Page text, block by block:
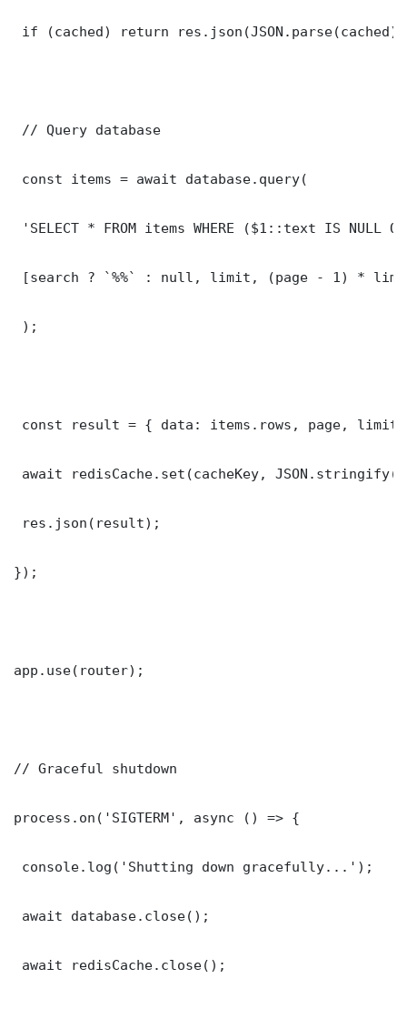
if (cached) return
// Query database
const items = await database.query(
'SELECT * FROM items WHERE ($1::text IS NULL
[search ? `%%` : null, limit, (page - 1) *
);
const result = { data: items.rows, page,
await redisCache.set(cacheKey,
res.json(result);
});
app.use(router);
// Graceful shutdown
process.on('SIGTERM', async () => {
console.log('Shutting down gracefully...');
await database.close();
await redisCache.close();